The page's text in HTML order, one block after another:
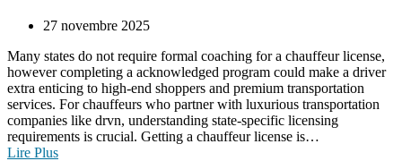
27 novembre 2025
Many states do not require formal coaching for a chauffeur license,
however completing a acknowledged program could make a driver
extra enticing to high-end shoppers and premium transportation
services. For chauffeurs who partner with luxurious transportation
companies like drvn, understanding state-specific licensing
requirements is crucial. Getting a chauffeur license is…
Lire Plus